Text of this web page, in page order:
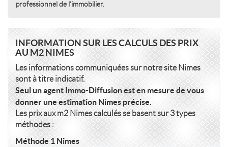
professionnel de l'immobilier.
INFORMATION SUR LES CALCULS DES PRIX
AU M2 NIMES
Les informations communiquées sur notre site Nimes
sont à titre indicatif.
Seul un agent Immo-Diffusion est en mesure de vous
donner une estimation Nimes précise.
Les prix aux m2 Nimes calculés se basent sur 3 types
méthodes :
Méthode 1 Nimes